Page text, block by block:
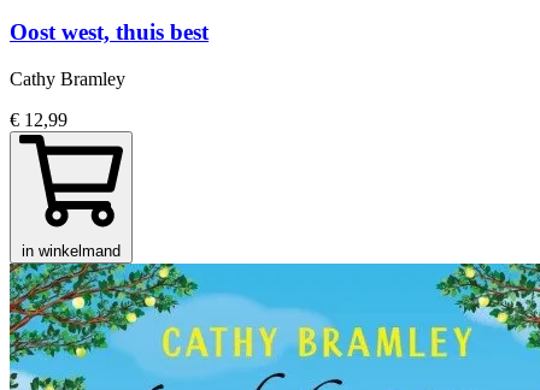
Oost west, thuis best
Cathy Bramley
€ 12,99
in winkelmand